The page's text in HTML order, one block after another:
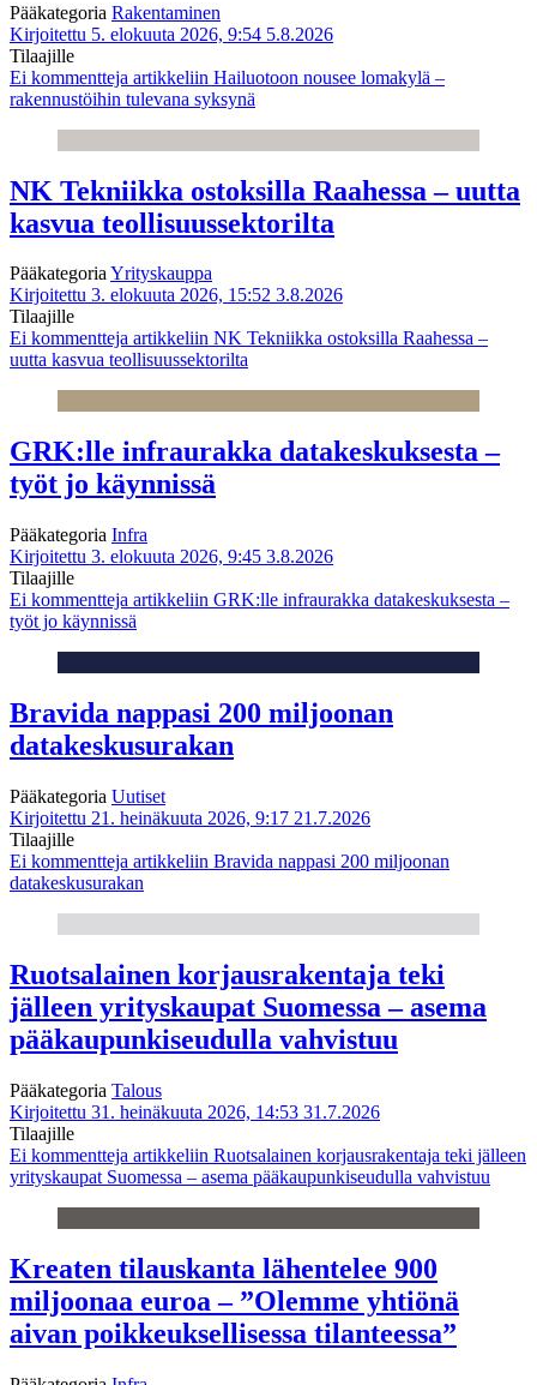
Pääkategoria Rakentaminen
Kirjoitettu 5. elokuuta 2026, 9:54 5.8.2026
Tilaajille
Ei kommentteja artikkeliin Hailuotoon nousee lomakylä –
rakennustöihin tulevana syksynä
NK Tekniikka ostoksilla Raahessa – uutta
kasvua teollisuussektorilta
PääkategoriaYrityskauppa
Kirjoitettu 3. elokuuta 2026, 15:52 3.8.2026
Tilaajille
Ei kommentteja artikkeliin NK Tekniikka ostoksilla Raahessa –
uutta kasvua teollisuussektorilta
GRK:lle infraurakka datakeskuksesta –
työt jo käynnissä
Pääkategoria Infra
Kirjoitettu 3. elokuuta 2026, 9:45 3.8.2026
Tilaajille
Ei kommentteja artikkeliin GRK:lle infraurakka datakeskuksesta –
työt jo käynnissä
Bravida nappasi 200 miljoonan
datakeskusurakan
Pääkategoria Uutiset
Kirjoitettu 21. heinäkuuta 2026, 9:17 21.7.2026
Tilaajille
Ei kommentteja artikkeliin Bravida nappasi 200 miljoonan
datakeskusurakan
Ruotsalainen korjausrakentaja teki
jälleen yrityskaupat Suomessa – asema
pääkaupunkiseudulla vahvistuu
Pääkategoria Talous
Kirjoitettu 31. heinäkuuta 2026, 14:53 31.7.2026
Tilaajille
Ei kommentteja artikkeliin Ruotsalainen korjausrakentaja teki jälleen
yrityskaupat Suomessa – asema pääkaupunkiseudulla vahvistuu
Kreaten tilauskanta lähentelee 900
miljoonaa euroa – ”Olemme yhtiönä
aivan poikkeuksellisessa tilanteessa”